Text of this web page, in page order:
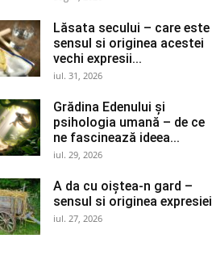
Lăsata secului – care este
sensul si originea acestei
vechi expresii...
iul. 31, 2026
Grădina Edenului și
psihologia umană – de ce
ne fascinează ideea...
iul. 29, 2026
A da cu oiștea-n gard –
sensul si originea expresiei
iul. 27, 2026